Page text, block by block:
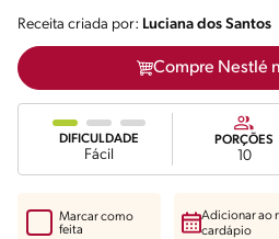
Receita criada por: Luciana dos Santos
Compre Nestlé
DIFICULDADE
Fácil
PORÇÕES
10
Marcar como
feita
Adicionar ao
cardápio